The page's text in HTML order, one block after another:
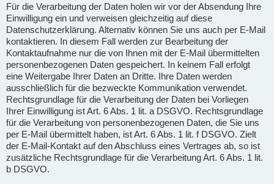
Für die Verarbeitung der Daten holen wir vor der Absendung Ihre
Einwilligung ein und verweisen gleichzeitig auf diese
Datenschutzerklärung. Alternativ können Sie uns auch per E-Mail
kontaktieren. In diesem Fall werden zur Bearbeitung der
Kontaktaufnahme nur die von Ihnen mit der E-Mail übermittelten
personenbezogenen Daten gespeichert. In keinem Fall erfolgt
eine Weitergabe Ihrer Daten an Dritte. Ihre Daten werden
ausschließlich für die bezweckte Kommunikation verwendet.
Rechtsgrundlage für die Verarbeitung der Daten bei Vorliegen
Ihrer Einwilligung ist Art. 6 Abs. 1 lit. a DSGVO. Rechtsgrundlage
für die Verarbeitung von personenbezogenen Daten, die Sie uns
per E-Mail übermittelt haben, ist Art. 6 Abs. 1 lit. f DSGVO. Zielt
der E-Mail-Kontakt auf den Abschluss eines Vertrages ab, so ist
zusätzliche Rechtsgrundlage für die Verarbeitung Art. 6 Abs. 1 lit.
b DSGVO.